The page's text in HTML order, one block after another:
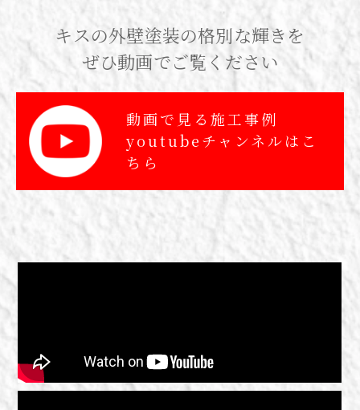
キスの外壁塗装の格別な輝きを
ぜひ動画でご覧ください
動画で見る施工事例
youtubeチャンネルはこ
ちら